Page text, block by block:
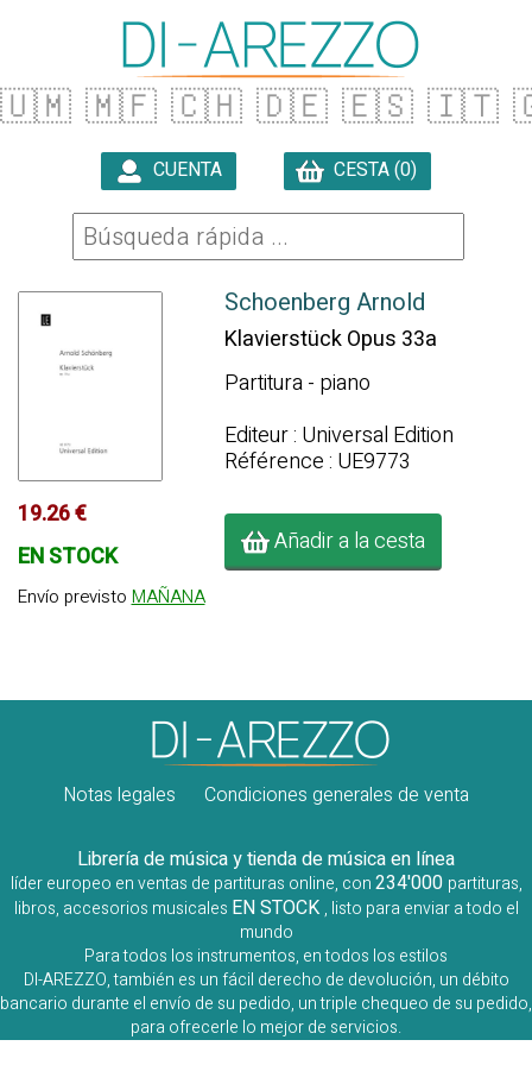
🇺🇲 🇲🇫 🇨🇭 🇩🇪 🇪🇸 🇮🇹
CUENTA CESTA (0)
19.26 €
EN STOCK
Envío previsto MAÑANA
Schoenberg Arnold
Klavierstück Opus 33a
Partitura - piano
Editeur : Universal Edition
Référence : UE9773
Añadir a la cesta
Notas legales Condiciones generales de venta
Librería de música y tienda de música en línea
líder europeo en ventas de partituras online, con234'000 partituras,
libros, accesorios musicales EN STOCK , listo para enviar a todo el
mundo
Para todos los instrumentos, en todos los estilos
DI-AREZZO, también es un fácil derecho de devolución, un débito
bancario durante el envío de su pedido, un triple chequeo de su pedido,
para ofrecerle lo mejor de servicios.